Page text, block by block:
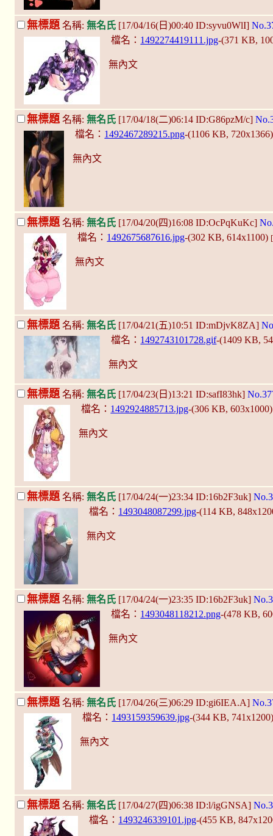
無標題 名稱: 無名氏 [17/04/16(日)00:40 ID:syvu0WlI]
檔名： 1492274419111.jpg-(371 KB,
無內文
無標題名稱: 無名氏 [17/04/18(二)06:14 ID:G86pzM/c]
檔名： 1492467289215.png-(1106 KB,
無內文
無標題 名稱: 無名氏 [17/04/20(四)16:08 ID:OcPqKuKc]
檔名： 1492675687616.jpg-(302 KB, 614x1100)
無內文
無標題 名稱: 無名氏 [17/04/21(五)10:51 ID:mDjvK8ZA]
檔名： 1492743101728.gif-(1409 KB,
無內文
無標題 名稱: 無名氏 [17/04/23(日)13:21 ID:safI83hk]
檔名： 1492924885713.jpg-(306 KB,
無內文
無標題 名稱: 無名氏 [17/04/24(一)23:34 ID:16b2F3uk]
檔名： 1493048087299.jpg-(114 KB,
無內文
無標題名稱: 無名氏 [17/04/24(一)23:35 ID:16b2F3uk]
檔名： 1493048118212.png-(478 KB,
無內文
無標題 名稱: 無名氏 [17/04/26(三)06:29 ID:gi6IEA.A]
檔名： 1493159359639.jpg-(344 KB,
無內文
無標題 名稱: 無名氏 [17/04/27(四)06:38 ID:l/igGNSA]
檔名： 1493246339101.jpg-(455 KB,